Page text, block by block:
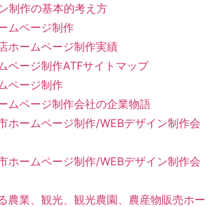
制作の基本的考え方
ムページ制作
ホームページ制作実績
ページ制作ATFサイトマップ
ページ制作
ムページ制作会社の企業物語
ホームページ制作/WEBデザイン制作会
ホームページ制作/WEBデザイン制作会
農業、観光、観光農園、農産物販売ホー